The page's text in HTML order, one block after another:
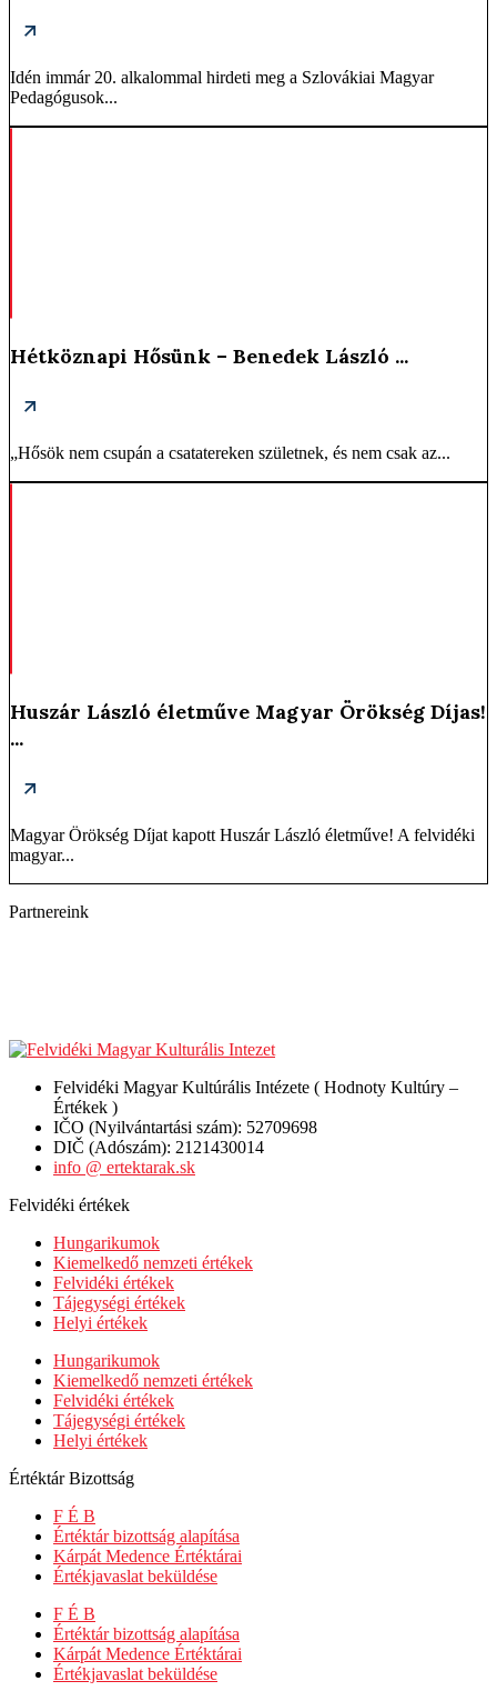
Idén immár 20. alkalommal hirdeti meg a Szlovákiai Magyar
Pedagógusok...
Hétköznapi Hősünk – Benedek László ...
„Hősök nem csupán a csatatereken születnek, és nem csak az...
Huszár László életműve Magyar Örökség Díjas!
...
Magyar Örökség Díjat kapott Huszár László életműve! A felvidéki
magyar...
Partnereink
Felvidéki Magyar Kultúrális Intézete ( Hodnoty Kultúry –
Értékek )
IČO (Nyilvántartási szám): 52709698
DIČ (Adószám): 2121430014
info @ ertektarak.sk
Felvidéki értékek
Hungarikumok
Kiemelkedő nemzeti értékek
Felvidéki értékek
Tájegységi értékek
Helyi értékek
Hungarikumok
Kiemelkedő nemzeti értékek
Felvidéki értékek
Tájegységi értékek
Helyi értékek
Értéktár Bizottság
F É B
Értéktár bizottság alapítása
Kárpát Medence Értéktárai
Értékjavaslat beküldése
F É B
Értéktár bizottság alapítása
Kárpát Medence Értéktárai
Értékjavaslat beküldése